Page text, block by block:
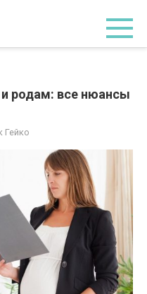
родам: все нюансы
Гейко